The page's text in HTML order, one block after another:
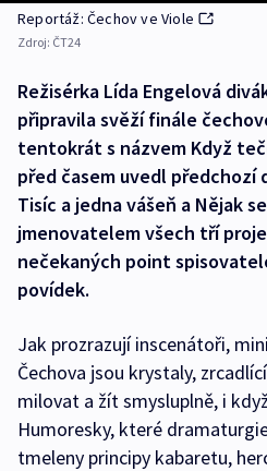
Reportáž: Čechov ve Viole
Zdroj: ČT24
Režisérka Lída Engelová
připravila svěží finále
tentokrát s názvem Když
před časem uvedl předchozí
Tisíc a jedna vášeň a Nějak
jmenovatelem všech tří
nečekaných point
povídek.
Jak prozrazují inscenátoři,
Čechova jsou krystaly,
milovat a žít smysluplně, i
Humoresky, které
tmeleny principy kabaretu,